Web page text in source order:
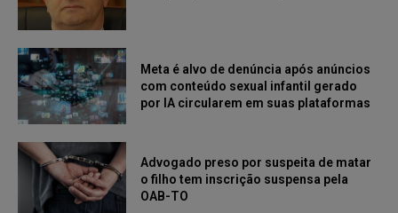
Meta é alvo de denúncia após anúncios
com conteúdo sexual infantil gerado
por IA circularem em suas plataformas
Advogado preso por suspeita de matar
o filho tem inscrição suspensa pela
OAB-TO